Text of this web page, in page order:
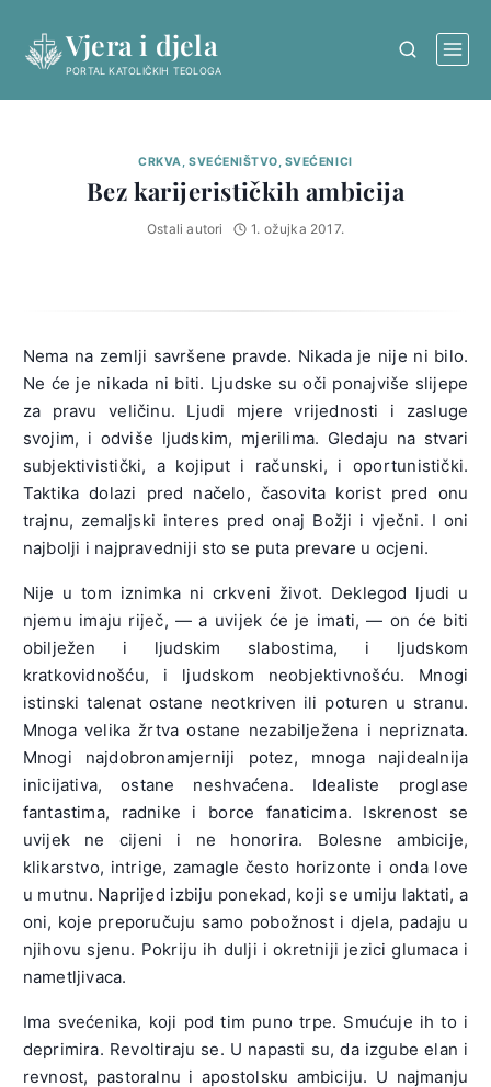
content
Vjera i djela
PORTAL KATOLIČKIH TEOLOGA
CRKVA, SVEĆENIŠTVO, SVEĆENICI
Bez karijerističkih ambicija
Ostali autori 1. ožujka 2017.
Nema na zemlji savršene pravde. Nikada je nije ni bilo.
Ne će je nikada ni biti. Ljudske su oči ponajviše slijepe
za pravu veličinu. Ljudi mjere vrijednosti i zasluge
svojim, i odviše ljudskim, mjerilima. Gledaju na stvari
subjektivistički, a kojiput i računski, i oportunistički.
Taktika dolazi pred načelo, časovita korist pred onu
trajnu, zemaljski interes pred onaj Božji i vječni. I oni
najbolji i najpravedniji sto se puta prevare u ocjeni.
Nije u tom iznimka ni crkveni život. Deklegod ljudi u
njemu imaju riječ, — a uvijek će je imati, — on će biti
obilježen i ljudskim slabostima, i ljudskom
kratkovidnošću, i ljudskom neobjektivnošću. Mnogi
istinski talenat ostane neotkriven ili poturen u stranu.
Mnoga velika žrtva ostane nezabilježena i nepriznata.
Mnogi najdobronamjerniji potez, mnoga najidealnija
inicijativa, ostane neshvaćena. Idealiste proglase
fantastima, radnike i borce fanaticima. Iskrenost se
uvijek ne cijeni i ne honorira. Bolesne ambicije,
klikarstvo, intrige, zamagle često horizonte i onda love
u mutnu. Naprijed izbiju ponekad, koji se umiju laktati, a
oni, koje preporučuju samo pobožnost i djela, padaju u
njihovu sjenu. Pokriju ih dulji i okretniji jezici glumaca i
nametljivaca.
Ima svećenika, koji pod tim puno trpe. Smućuje ih to i
deprimira. Revoltiraju se. U napasti su, da izgube elan i
revnost, pastoralnu i apostolsku ambiciju. U najmanju